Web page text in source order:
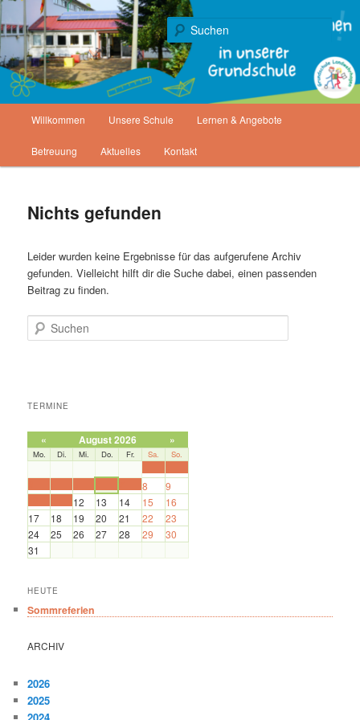
Zum
primären
Inhalt
springen
Zum
sekundären
Inhalt
springenGrundschule Landwehrhagen
Gemeinde Staufenberg
Willkommen Unsere Schule Lernen & Angebote
Betreuung Aktuelles Kontakt
Nichts gefunden
Leider wurden keine Ergebnisse für das aufgerufene Archiv
gefunden. Vielleicht hilft dir die Suche dabei, einen passenden
Beitrag zu finden.
Suchen
TERMINE
« August 2026 »
Mo. Di. Mi. Do. Fr. Sa. So.
8 9
12 13 14 15
16
17
18 19 20 21 22
23
24
25 26 27 28 29
30
31
HEUTE
Sommreferien
ARCHIV
2026
2025
2024